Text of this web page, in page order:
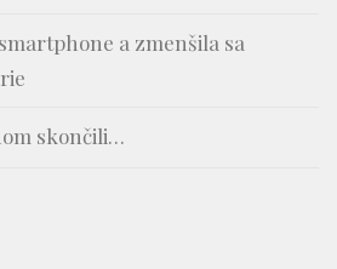
a zmenšila sa
skončili…